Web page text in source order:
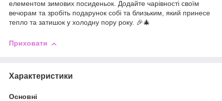
елементом зимових посиденьок. Додайте чарівності своїм
вечорам та зробіть подарунок собі та близьким, який принесе
тепло та затишок у холодну пору року. 🎉🎄
Приховати
Характеристики
Основні